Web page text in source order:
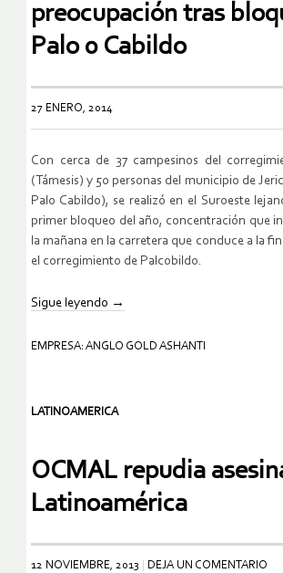
preocupación tras
Palo 0 Cabildo
27 ENERO, 2014
Con cerca de 37 campesinos del
(Támesis) y 50 personas del municipio de
Palo Cabildo), se realizó en el Suroeste
primer bloqueo del año, concentración que
la mañana en la carretera que conduce a la
el corregimiento de Palcobildo.
Sigue leyendo →
EMPRESA: ANGLO GOLD ASHANTI
LATINOAMERICA
OCMAL repudia
Latinoamérica
12 NOVIEMBRE, 2013 DEJA UN COMENTARIO